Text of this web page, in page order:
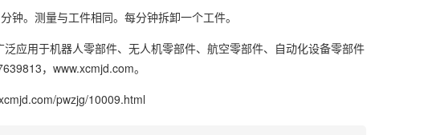
。测量与工件相同。每分钟拆卸一个工件。
应用于机器人零部件、无人机零部件、航空零部件、自动化设备零部件
，www.xcmjd.com。
pwzjg/10009.html